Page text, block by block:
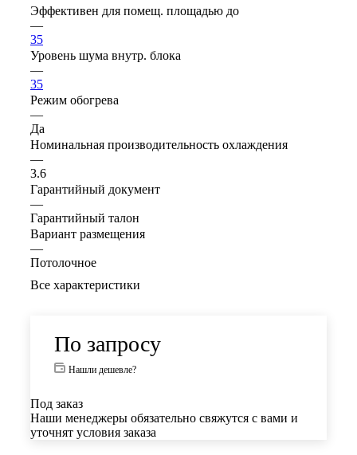
Эффективен для помещ. площадью до
—
35
Уровень шума внутр. блока
—
35
Режим обогрева
—
Да
Номинальная производительность охлаждения
—
3.6
Гарантийный документ
—
Гарантийный талон
Вариант размещения
—
Потолочное
Все характеристики
По запросу
Нашли дешевле?
Под заказ
Наши менеджеры обязательно свяжутся с вами и
уточнят условия заказа